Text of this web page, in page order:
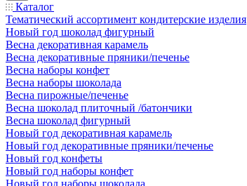
Каталог
Тематический ассортимент кондитерские изделия
Новый год шоколад фигурный
Весна декоративная карамель
Весна декоративные пряники/печенье
Весна наборы конфет
Весна наборы шоколада
Весна пирожные/печенье
Весна шоколад плиточный /батончики
Весна шоколад фигурный
Новый год декоративная карамель
Новый год декоративные пряники/печенье
Новый год конфеты
Новый год наборы конфет
Новый год наборы шоколада